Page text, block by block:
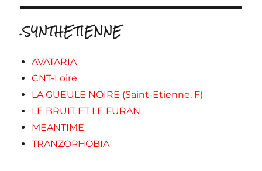
.SYNTHETIENNE
AVATARIA
CNT-Loire
LA GUEULE NOIRE (Saint-Etienne, F)
LE BRUIT ET LE FURAN
MEANTIME
TRANZOPHOBIA